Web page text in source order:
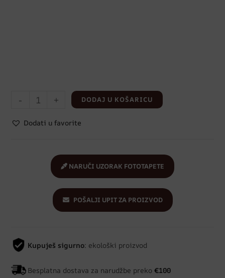
- + DODAJ U KOŠARICU
Dodati u favorite
NARUČI UZORAK FOTOTAPETE
POŠALJI UPIT ZA PROIZVOD
Kupuješ sigurno: ekološki proizvod
Besplatna dostava za narudžbe preko€100